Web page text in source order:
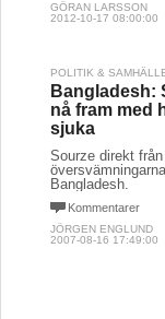
GÖRAN LARSSON
2012-10-17 08:00:00
POLITIK &
Bangladesh:
nå fram med
sjuka
Sourze direkt från
Bangladesh.
Kommentarer
JÖRGEN ENGLUND
2007-08-16 17:49:00